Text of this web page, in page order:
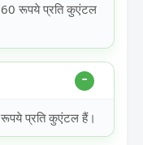
रूपये प्रति कुएंटल
प्रति कुएंटल हैं।